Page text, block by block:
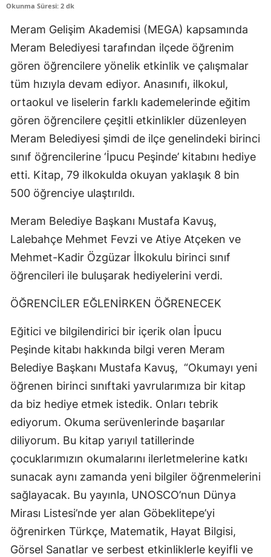
Edirne
Elazığ
Erzincan
Erzurum
Eskişehir
Gaziantep
Giresun
Hakkari
Hatay
Isparta
Mersin
İstanbul
İzmir
Kastamonu
Kayseri
Kırklareli
Kırşehir
Kocaeli
Konya
Kütahya
Okunma Süresi: 2 dk
Meram Gelişim Akademisi (MEGA) kapsamında
Meram Belediyesi tarafından ilçede öğrenim
gören öğrencilere yönelik etkinlik ve çalışmalar
tüm hızıyla devam ediyor. Anasınıfı, ilkokul,
ortaokul ve liselerin farklı kademelerinde eğitim
gören öğrencilere çeşitli etkinlikler düzenleyen
Meram Belediyesi şimdi de ilçe genelindeki birinci
sınıf öğrencilerine ‘İpucu Peşinde’ kitabını hediye
etti. Kitap, 79 ilkokulda okuyan yaklaşık 8 bin
500 öğrenciye ulaştırıldı.
Meram Belediye Başkanı Mustafa Kavuş,
Lalebahçe Mehmet Fevzi ve Atiye Atçeken ve
Mehmet-Kadir Özgüzar İlkokulu birinci sınıf
öğrencileri ile buluşarak hediyelerini verdi.
ÖĞRENCİLER EĞLENİRKEN ÖĞRENECEK
Eğitici ve bilgilendirici bir içerik olan İpucu
Peşinde kitabı hakkında bilgi veren Meram
Belediye Başkanı Mustafa Kavuş, “Okumayı yeni
öğrenen birinci sınıftaki yavrularımıza bir kitap
da biz hediye etmek istedik. Onları tebrik
ediyorum. Okuma serüvenlerinde başarılar
diliyorum. Bu kitap yarıyıl tatillerinde
çocuklarımızın okumalarını ilerletmelerine katkı
sunacak aynı zamanda yeni bilgiler öğrenmelerini
sağlayacak. Bu yayınla, UNOSCO’nun Dünya
Mirası Listesi’nde yer alan Göbeklitepe’yi
öğrenirken Türkçe, Matematik, Hayat Bilgisi,
Görsel Sanatlar ve serbest etkinliklerle keyifli ve